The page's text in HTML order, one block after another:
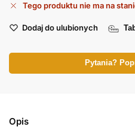
Tego produktu nie ma na
Dodaj do ulubionych
Pytania?
Opis